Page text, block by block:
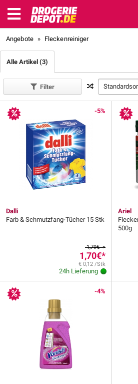
Angebote » Fleckenreiniger
Alle Artikel (3)
Filter
Dalli
Farb & Schmutzfang-Tücher 15 Stk
1,79€ >
1,70€*
€ 0,12 /Stk
24h Lieferung
-5%
Ariel
500g
-4%